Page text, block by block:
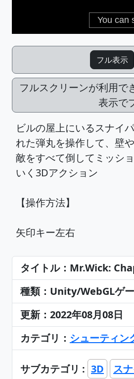
フル表示
フルスクリーンが利用で
表示で
ビルの屋上にいるスナイ
れた弾丸を操作して、壁
敵をすべて倒してミッシ
いく3Dアクション
【操作方法】
矢印キー左右
タイトル：Mr.Wick:
種類：Unity/WebGLゲ
更新：2022年08月08日
カテゴリ： シューティン
サブカテゴリ : 3D ス